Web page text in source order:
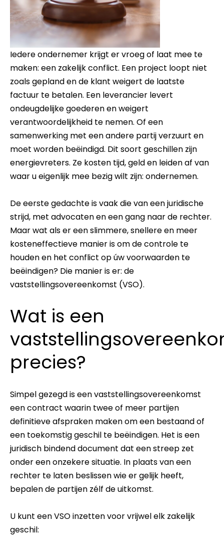
Iedere ondernemer krijgt er vroeg of laat mee te
maken: een zakelijk conflict. Een project loopt niet
zoals gepland en de klant weigert de laatste
factuur te betalen. Een leverancier levert
ondeugdelijke goederen en weigert
verantwoordelijkheid te nemen. Of een
samenwerking met een andere partij verzuurt en
moet worden beëindigd. Dit soort geschillen zijn
energievreters. Ze kosten tijd, geld en leiden af van
waar u eigenlijk mee bezig wilt zijn: ondernemen.
De eerste gedachte is vaak die van een juridische
strijd, met advocaten en een gang naar de rechter.
Maar wat als er een slimmere, snellere en meer
kosteneffectieve manier is om de controle te
houden en het conflict op úw voorwaarden te
beëindigen? Die manier is er: de
vaststellingsovereenkomst (VSO).
Wat is een
precies?
Simpel gezegd is een vaststellingsovereenkomst
een contract waarin twee of meer partijen
definitieve afspraken maken om een bestaand of
een toekomstig geschil te beëindigen. Het is een
juridisch bindend document dat een streep zet
onder een onzekere situatie. In plaats van een
rechter te laten beslissen wie er gelijk heeft,
bepalen de partijen zélf de uitkomst.
U kunt een VSO inzetten voor vrijwel elk zakelijk
geschil: